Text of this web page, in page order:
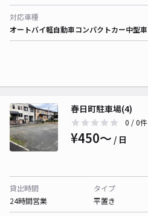
対応車種
オートバイ軽自動車コンパクトカー中型車
春日町駐車場(4)
0 / 0件
¥450〜 / 日
貸出時間
24時間営業
タイプ
平置き